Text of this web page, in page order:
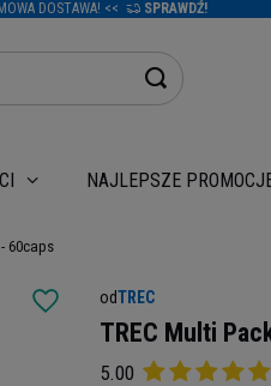
DOSTAWA! << SPRAWDŹ!
NAJLEPSZE
60caps
odTREC
TREC Multi
5.00